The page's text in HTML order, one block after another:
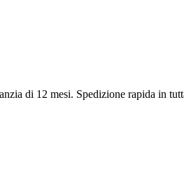
di 12 mesi. Spedizione rapida in